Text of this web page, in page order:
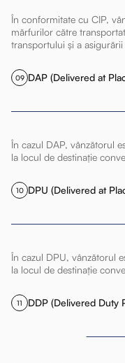
În conformitate cu CIP,
mărfurilor către
transportului și a
09 DAP (Delivered at
În cazul DAP, vânzătorul
la locul de destinație
10 DPU (Delivered at
În cazul DPU, vânzătorul
la locul de destinație
11 DDP (Delivered Duty